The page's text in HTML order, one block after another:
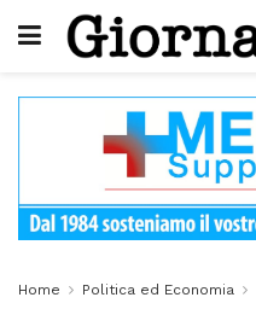
Home Politica ed Economia